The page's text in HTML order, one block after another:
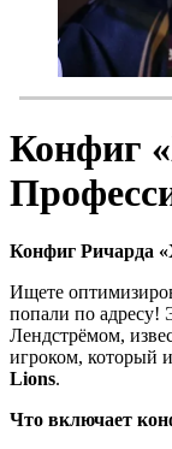
Конфиг
Конфиг Ричарда
Ищете
попали по адресу!
Лендстрёмом,
игроком, который
Lions.
Что включает